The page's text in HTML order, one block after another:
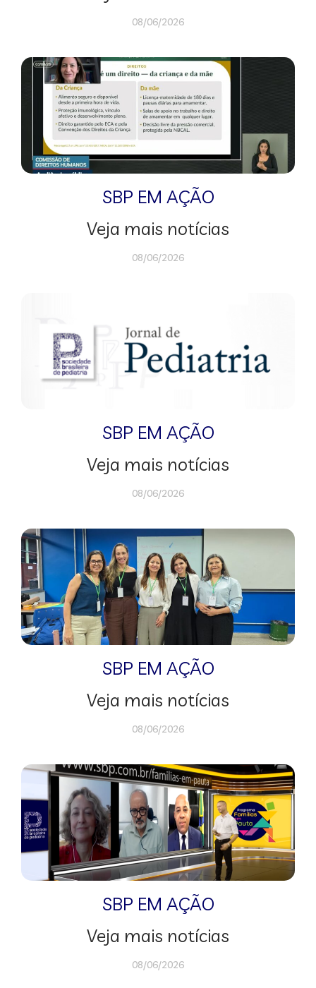
08/06/2026
SBP EM AÇÃO
Veja mais notícias
08/06/2026
SBP EM AÇÃO
Veja mais notícias
08/06/2026
SBP EM AÇÃO
Veja mais notícias
08/06/2026
SBP EM AÇÃO
Veja mais notícias
08/06/2026